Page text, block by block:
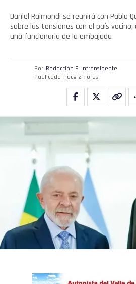
Daniel Raimondi se reunirá con Pablo
sobre las tensiones con el país
una funcionaria de la embajada
Por Redacción El intransigente
Publicado hace 2 horas